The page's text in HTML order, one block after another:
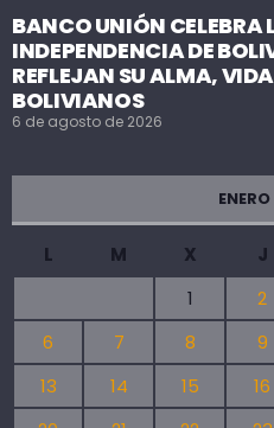
BANCO UNIÓN CELEBRA
INDEPENDENCIA DE
REFLEJAN SU ALMA,
BOLIVIANOS
6 de agosto de 2026
L M X J
1
2
6
7 8 9
13
14 15 16